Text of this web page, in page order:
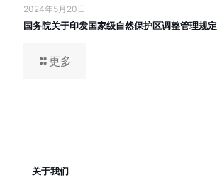
2024年5月20日
国务院关于印发国家级自然保护区调整管理规定
更多
关于我们